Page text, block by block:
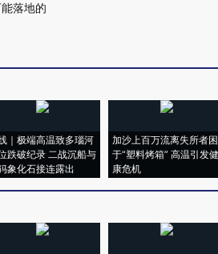
落地的
｜极端高温致多瑙河
跌破纪录 二战沉船与
象化石接连露出
加沙上百万流离失所者困
于“塑料烤箱” 高温引发健
康危机